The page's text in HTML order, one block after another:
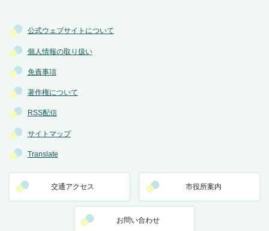
公式ウェブサイトについて
個人情報の取り扱い
免責事項
著作権について
RSS配信
サイトマップ
Translate
交通アクセス 市役所案内
お問い合わせ